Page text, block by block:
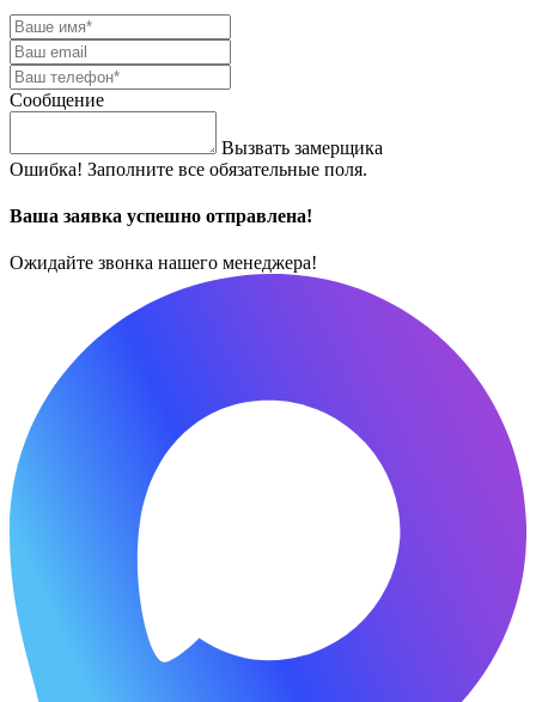
Сообщение
Вызвать замерщика
Ошибка! Заполните все обязательные поля.
Ваша заявка успешно отправлена!
Ожидайте звонка нашего менеджера!